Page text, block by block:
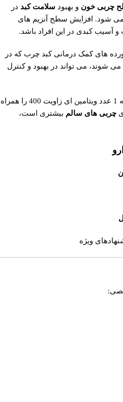
چربی خون و بهبود سلامت کبد در
می شود. افزایش سطح آنزیم های
و آسیب کبدی در این افراد باشد.
در کنار فرآورده های کمک درمانی کبد چرب که در
می شوند، می تواند در بهبود و کنترل
نحوه مصرف:شما می توانید روزانه 1 عدد ویتامین ای زاویت 400 را همراه
چربی های سالم بیشتری است،
ویژه